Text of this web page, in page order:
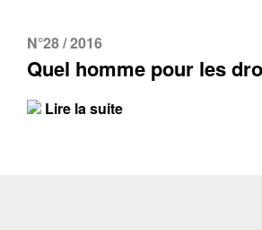
N°28 / 2016
Quel homme pour les
Lire la suite